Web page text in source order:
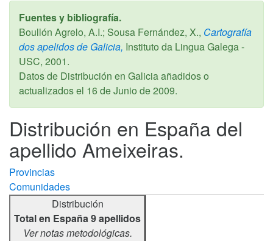
Fuentes y bibliografía.
Boullón Agrelo, A.I.; Sousa Fernández, X., Cartografía
dos apelidos de Galicia, Instituto da Lingua Galega -
USC, 2001.
Datos de Distribución en Galicia añadidos o
actualizados el 16 de Junio de 2009.
Distribución en España del
apellido Ameixeiras.
Provincias
Comunidades
Distribución
Total en España 9 apellidos
Ver notas metodológicas.